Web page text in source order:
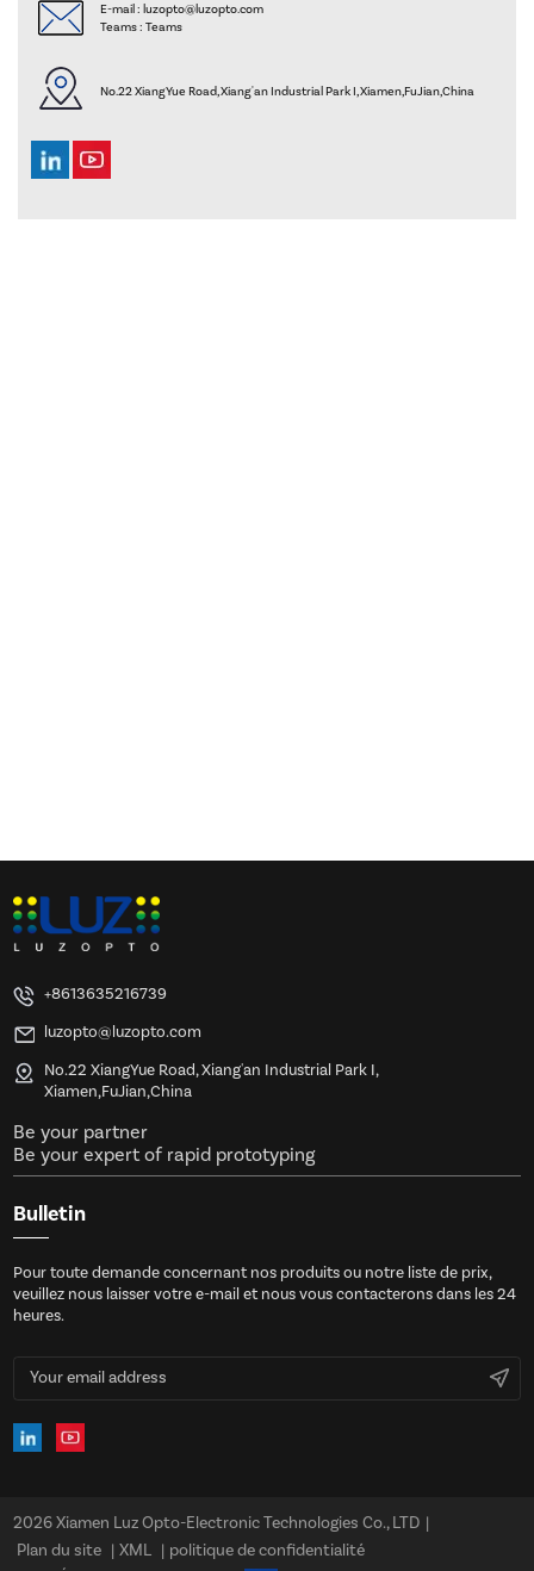
E-mail : luzopto@luzopto.com
Teams : Teams
No.22 XiangYue Road, Xiang'an Industrial Park I, Xiamen,FuJian,China
+8613635216739
luzopto@luzopto.com
No.22 XiangYue Road, Xiang'an Industrial Park I,
Xiamen,FuJian,China
Be your partner
Be your expert of rapid prototyping
Bulletin
Pour toute demande concernant nos produits ou notre liste de prix,
veuillez nous laisser votre e-mail et nous vous contacterons dans les 24
heures.
2026 Xiamen Luz Opto-Electronic Technologies Co., LTD |
Plan du site | XML | politique de confidentialité